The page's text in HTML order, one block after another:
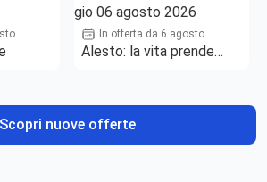
In offerta da 6 agosto
Alesto: la vita prende
Scopri nuove offerte